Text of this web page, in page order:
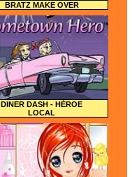
BRATZ MAKE OVER
DINER DASH - HÉROE
LOCAL